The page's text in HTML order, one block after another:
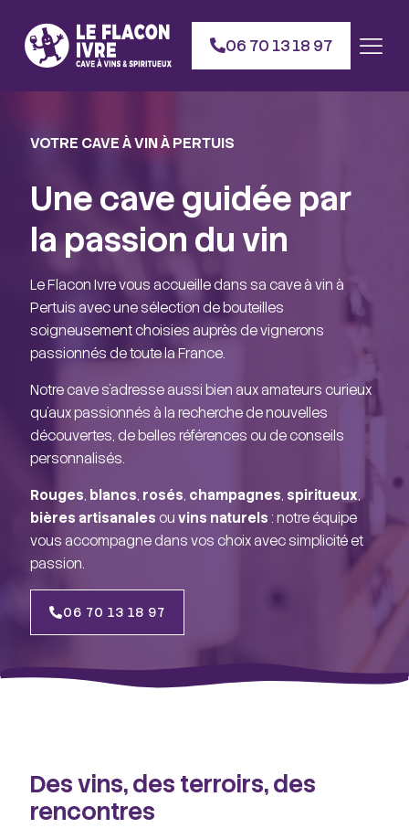
06 70 13 18 97
VOTRE CAVE À VIN À PERTUIS
Une cave guidée par
la passion du vin
Le Flacon Ivre vous accueille dans sa cave à vin à
Pertuis avec une sélection de bouteilles
soigneusement choisies auprès de vignerons
passionnés de toute la France.
Notre cave s’adresse aussi bien aux amateurs curieux
qu’aux passionnés à la recherche de nouvelles
découvertes, de belles références ou de conseils
personnalisés.
Rouges, blancs, rosés, champagnes, spiritueux,
bières artisanales ou vins naturels : notre équipe
vous accompagne dans vos choix avec simplicité et
passion.
06 70 13 18 97
Des vins, des terroirs, des
rencontres